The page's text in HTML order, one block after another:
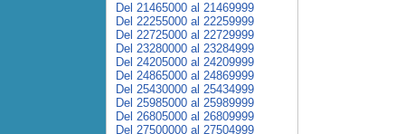
Del 21465000 al 21469999
Del 22255000 al 22259999
Del 22725000 al 22729999
Del 23280000 al 23284999
Del 24205000 al 24209999
Del 24865000 al 24869999
Del 25430000 al 25434999
Del 25985000 al 25989999
Del 26805000 al 26809999
Del 27500000 al 27504999